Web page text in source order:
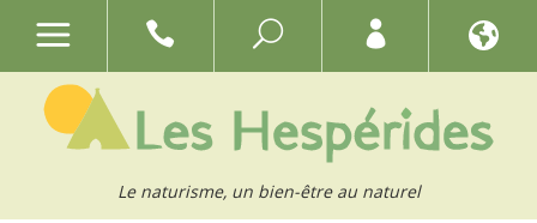
Le naturisme, un bien-être au naturel